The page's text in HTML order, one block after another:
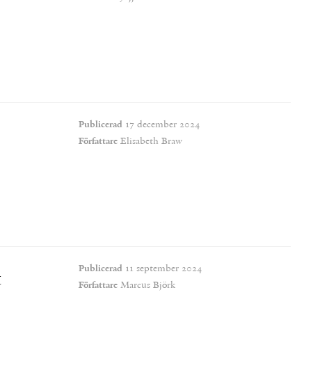
Publicerad 17 december 2024
Författare Elisabeth Braw
Publicerad 11 september 2024
Författare Marcus Björk